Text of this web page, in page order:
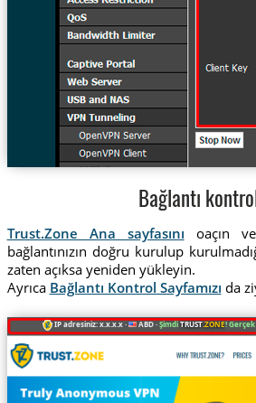
Bağlantı
Trust.Zone Ana sayfasını oaçın
bağlantınızın doğru kurulup
zaten açıksa yeniden yükleyin.
Ayrıca Bağlantı Kontrol Sayfamızı da
IP adresiniz: x.x.x.x · ABD ·ŞimdiTRUST.ZONE!